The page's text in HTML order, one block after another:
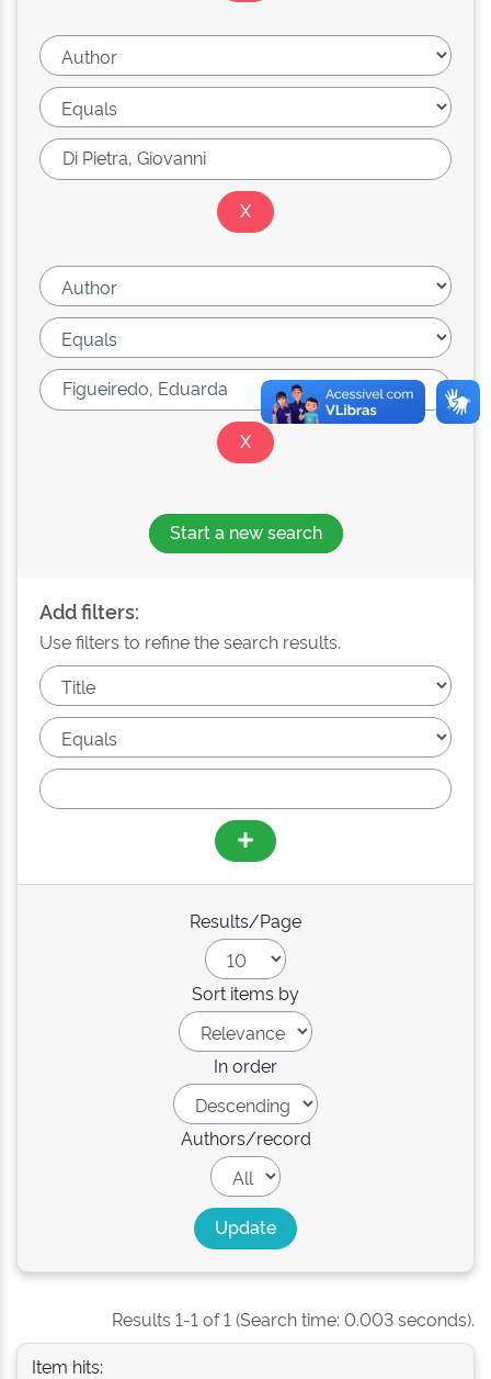
Start a new search
Add filters:
Use filters to refine the search results.
Results/Page
Sort items by
In order
Authors/record
Results 1-1 of 1 (Search time: 0.003 seconds).
Item hits: